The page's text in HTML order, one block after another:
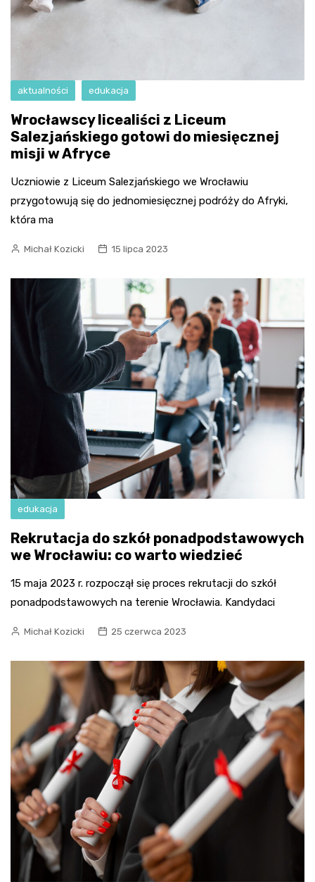
aktualności edukacja
Wrocławscy licealiści z Liceum
Salezjańskiego gotowi do miesięcznej
misji w Afryce
Uczniowie z Liceum Salezjańskiego we Wrocławiu
przygotowują się do jednomiesięcznej podróży do Afryki,
która ma
Michał Kozicki 15 lipca 2023
edukacja
Rekrutacja do szkół ponadpodstawowych
we Wrocławiu: co warto wiedzieć
15 maja 2023 r. rozpoczął się proces rekrutacji do szkół
ponadpodstawowych na terenie Wrocławia. Kandydaci
Michał Kozicki 25 czerwca 2023